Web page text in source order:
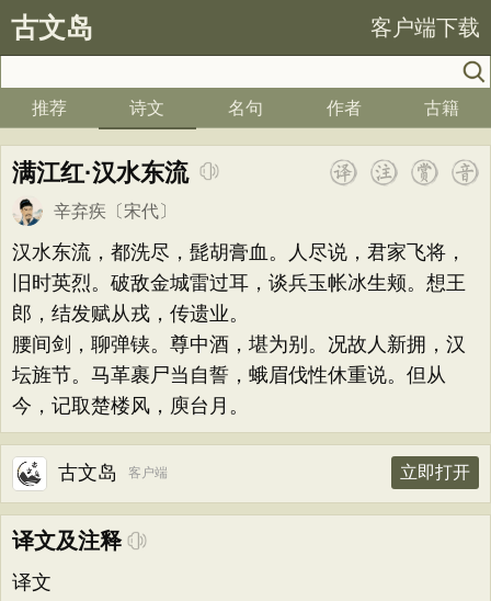
古文岛 客户端下载
推荐 诗文 名句 作者 古籍
满江红·汉水东流
辛弃疾 〔宋代〕
汉水东流，都洗尽，髭胡膏血。人尽说，君家飞将，
旧时英烈。破敌金城雷过耳，谈兵玉帐冰生颊。想王
郎，结发赋从戎，传遗业。
腰间剑，聊弹铗。尊中酒，堪为别。况故人新拥，汉
坛旌节。马革裹尸当自誓，蛾眉伐性休重说。但从
今，记取楚楼风，庾台月。
古文岛 客户端 立即打开
译文及注释
译文